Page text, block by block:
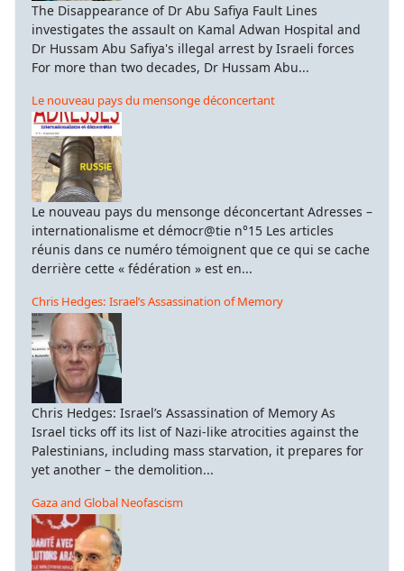
The Disappearance of Dr Abu Safiya Fault Lines
investigates the assault on Kamal Adwan Hospital and
Dr Hussam Abu Safiya's illegal arrest by Israeli forces
For more than two decades, Dr Hussam Abu...
Le nouveau pays du mensonge déconcertant
Le nouveau pays du mensonge déconcertant Adresses –
internationalisme et démocr@tie n°15 Les articles
réunis dans ce numéro témoignent que ce qui se cache
derrière cette « fédération » est en...
Chris Hedges: Israel’s Assassination of Memory
Chris Hedges: Israel’s Assassination of Memory As
Israel ticks off its list of Nazi-like atrocities against the
Palestinians, including mass starvation, it prepares for
yet another – the demolition...
Gaza and Global Neofascism